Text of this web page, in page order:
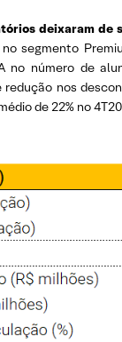
deixaram de
segmento
no número de
redução nos
de 22% no